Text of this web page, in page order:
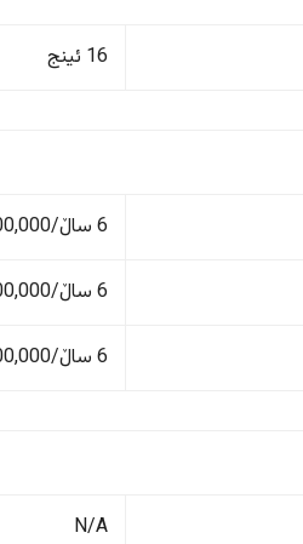
16 ئینج
6 ساڵ/200,000 کم
6 ساڵ/200,000 کم
6 ساڵ/200,000 کم
N/A